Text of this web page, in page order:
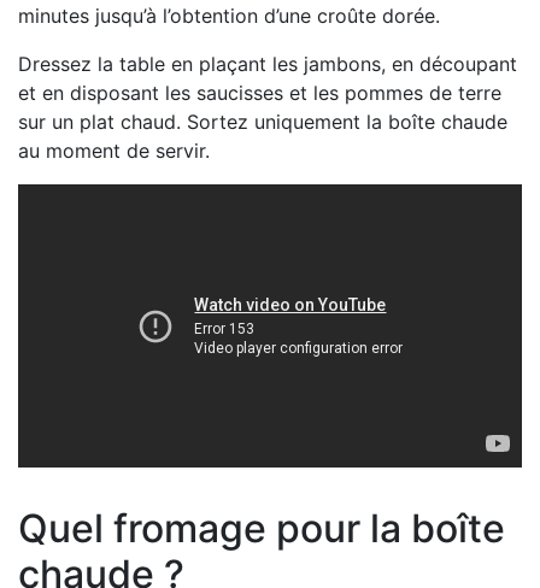
minutes jusqu’à l’obtention d’une croûte dorée.
Dressez la table en plaçant les jambons, en découpant
et en disposant les saucisses et les pommes de terre
sur un plat chaud. Sortez uniquement la boîte chaude
au moment de servir.
Quel fromage pour la boîte
chaude ?